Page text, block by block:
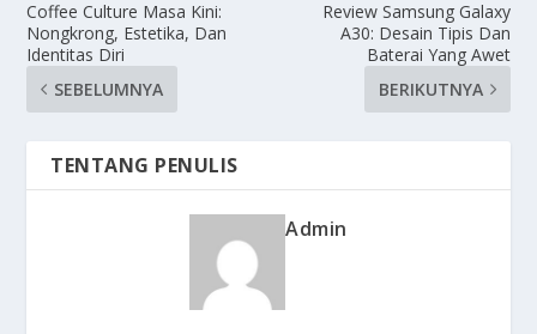
Coffee Culture Masa Kini:
Nongkrong, Estetika, Dan
Identitas Diri
SEBELUMNYA
Review Samsung Galaxy
A30: Desain Tipis Dan
Baterai Yang Awet
BERIKUTNYA
TENTANG PENULIS
Admin